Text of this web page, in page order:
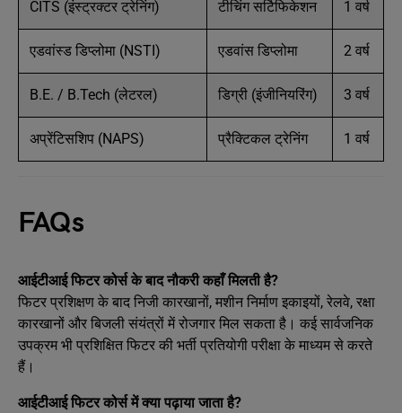
CITS (इंस्ट्रक्टर ट्रेनिंग) टीचिंग सर्टिफिकेशन 1 वर्ष
एडवांस्ड डिप्लोमा (NSTI) एडवांस डिप्लोमा 2 वर्ष
B.E. / B.Tech (लेटरल) डिग्री (इंजीनियरिंग) 3 वर्ष
अप्रेंटिसशिप (NAPS) प्रैक्टिकल ट्रेनिंग 1 वर्ष
FAQs
आईटीआई फिटर कोर्स के बाद नौकरी कहाँ मिलती है?
फिटर प्रशिक्षण के बाद निजी कारखानों, मशीन निर्माण इकाइयों, रेलवे, रक्षा
कारखानों और बिजली संयंत्रों में रोजगार मिल सकता है। कई सार्वजनिक
उपक्रम भी प्रशिक्षित फिटर की भर्ती प्रतियोगी परीक्षा के माध्यम से करते
हैं।
आईटीआई फिटर कोर्स में क्या पढ़ाया जाता है?